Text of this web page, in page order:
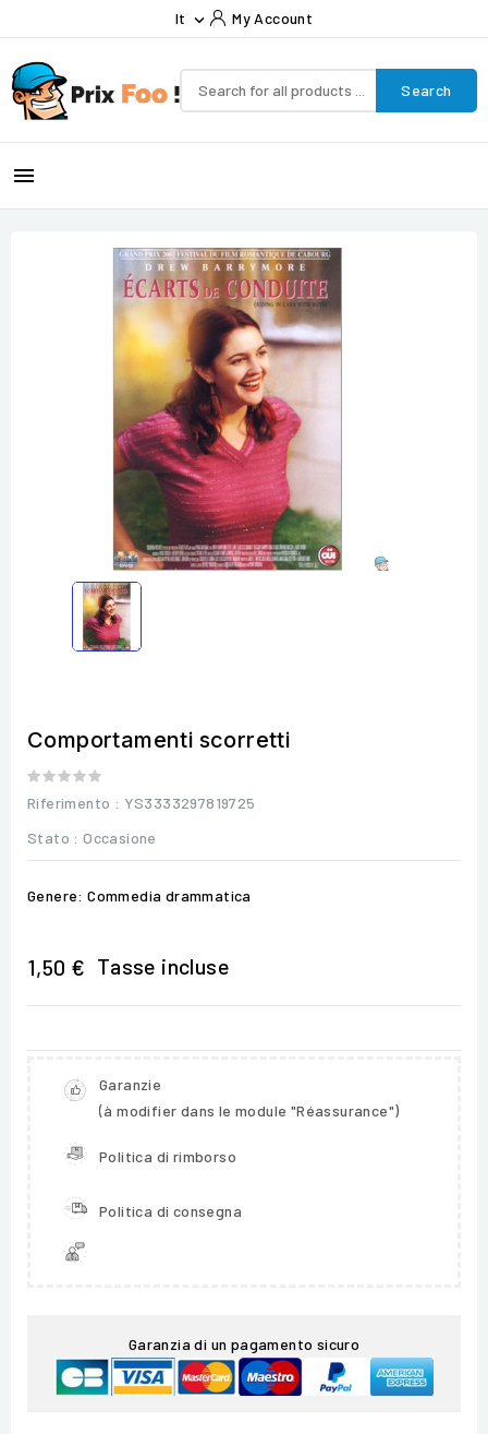
It  My Account
Search

Comportamenti scorretti
Riferimento : YS3333297819725
Stato : Occasione
Genere: Commedia drammatica
1,50 € Tasse incluse
Garanzie
(à modifier dans le module "Réassurance")
Politica di rimborso
Politica di consegna
Garanzia di un pagamento sicuro